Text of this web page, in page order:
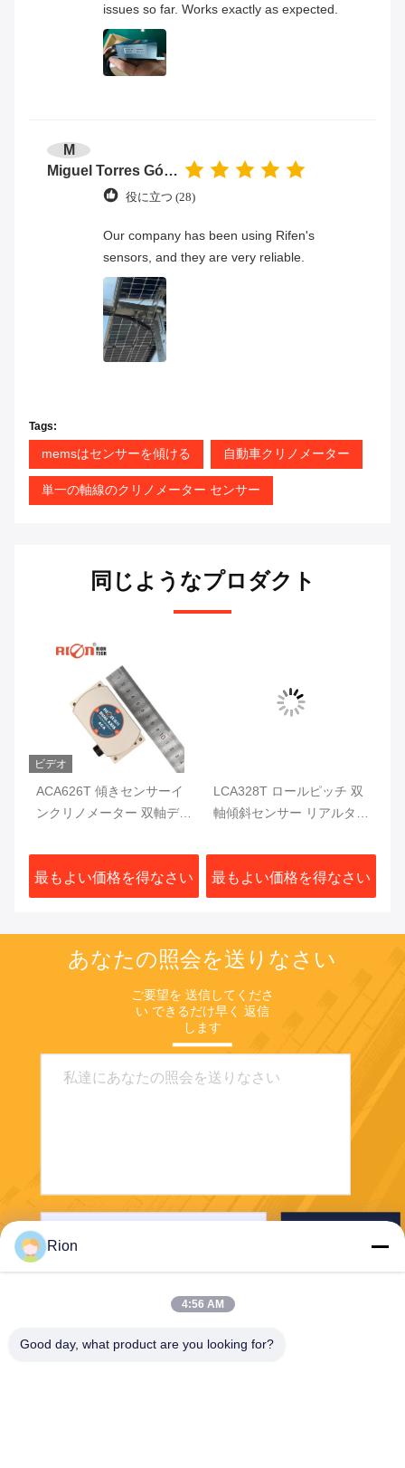
issues so far. Works exactly as expected.
M
Miguel Torres Gómez
役に立つ (28)
Our company has been using Rifen's
sensors, and they are very reliable.
Tags:
memsはセンサーを傾ける 自動車クリノメーター
単一の軸線のクリノメーター センサー
同じようなプロダクト
ビデオ
ACA626T 傾きセンサーイ
ンクリノメーター 双軸デジ
最もよい価格を得なさい
LCA328T ロールピッチ 双
軸傾斜センサー リアルタイ
ー
最もよい価格を得なさい
あなたの照会を送りなさい
ご要望を 送信してくださ
い できるだけ早く 返信
します
Rion
4:56 AM
Good day, what product are you looking for?